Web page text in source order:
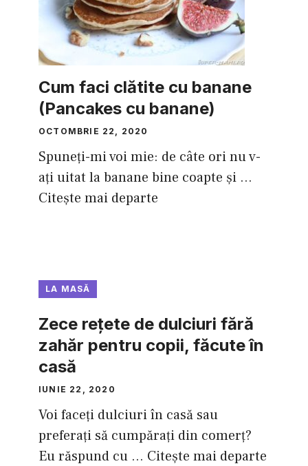
Cum faci clătite cu banane
(Pancakes cu banane)
OCTOMBRIE 22, 2020
Spuneţi-mi voi mie: de câte ori nu v-
aţi uitat la banane bine coapte şi ...
Citește mai departe
LA MASĂ
Zece reţete de dulciuri fără
zahăr pentru copii, făcute în
casă
IUNIE 22, 2020
Voi faceţi dulciuri în casă sau
preferaţi să cumpăraţi din comerţ?
Eu răspund cu ... Citește mai departe